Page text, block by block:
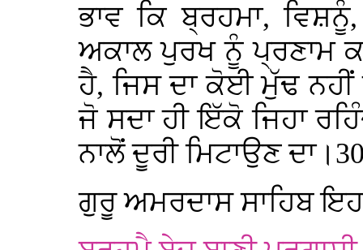
ਭਾਵ ਕਿ ਬ੍ਰਹਮਾ,
ਅਕਾਲ ਪੁਰਖ ਨੂੰ ਪ੍ਰਣਾਮ
ਹੈ, ਜਿਸ ਦਾ ਕੋਈ ਮੁੱਢ
ਜੋ ਸਦਾ ਹੀ ਇੱਕੋ ਜਿਹਾ
ਨਾਲੋਂ ਦੂਰੀ ਮਿਟਾਉਣ
ਗੁਰੂ ਅਮਰਦਾਸ ਸਾਹਿਬ